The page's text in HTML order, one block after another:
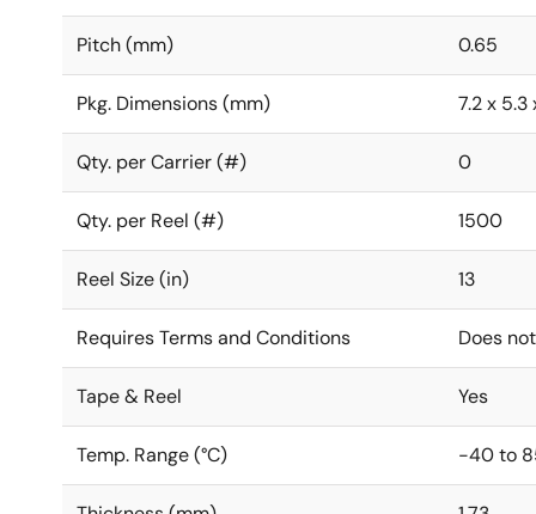
Pitch (mm) 0.65
Pkg. Dimensions (mm) 7.2 x 5.3
Qty. per Carrier (#) 0
Qty. per Reel (#) 1500
Reel Size (in) 13
Requires Terms and Conditions Does
Tape & Reel Yes
Temp. Range (°C) -40 to